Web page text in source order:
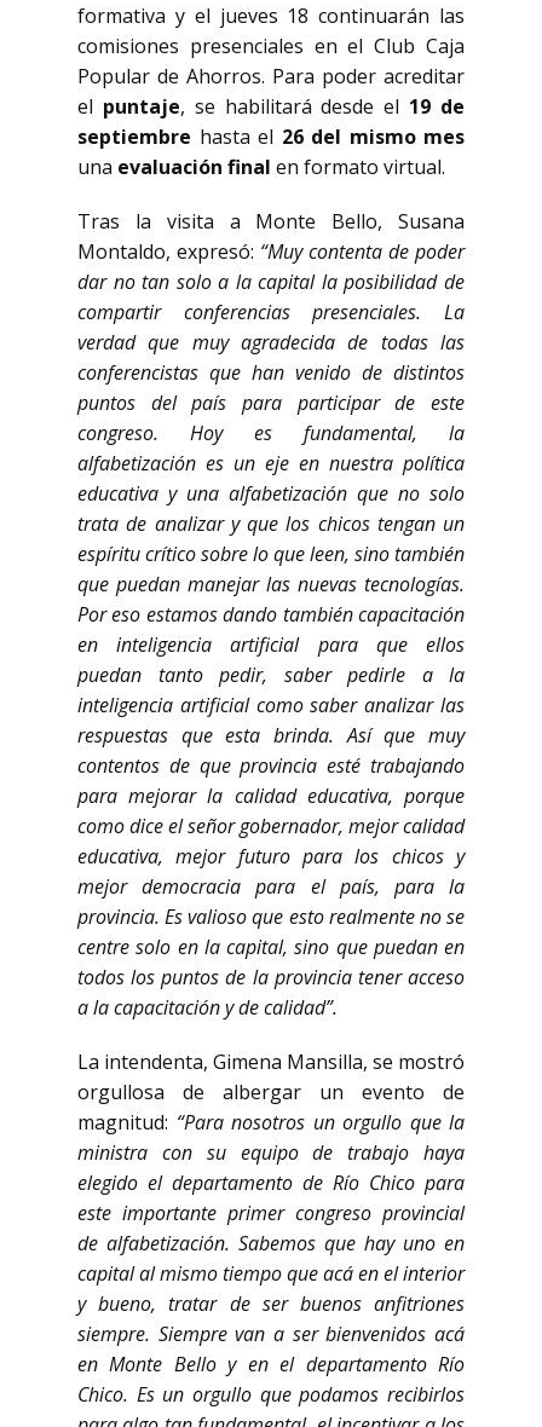
formativa y el jueves 18 continuarán las
comisiones presenciales en el Club Caja
Popular de Ahorros. Para poder acreditar
el puntaje, se habilitará desde el 19 de
septiembre hasta el 26 del mismo mes
una evaluación final en formato virtual.
Tras la visita a Monte Bello, Susana
Montaldo, expresó: “Muy contenta de poder
dar no tan solo a la capital la posibilidad de
compartir conferencias presenciales. La
verdad que muy agradecida de todas las
conferencistas que han venido de distintos
puntos del país para participar de este
congreso. Hoy es fundamental, la
alfabetización es un eje en nuestra política
educativa y una alfabetización que no solo
trata de analizar y que los chicos tengan un
espíritu crítico sobre lo que leen, sino también
que puedan manejar las nuevas tecnologías.
Por eso estamos dando también capacitación
en inteligencia artificial para que ellos
puedan tanto pedir, saber pedirle a la
inteligencia artificial como saber analizar las
respuestas que esta brinda. Así que muy
contentos de que provincia esté trabajando
para mejorar la calidad educativa, porque
como dice el señor gobernador, mejor calidad
educativa, mejor futuro para los chicos y
mejor democracia para el país, para la
provincia. Es valioso que esto realmente no se
centre solo en la capital, sino que puedan en
todos los puntos de la provincia tener acceso
a la capacitación y de calidad”.
La intendenta, Gimena Mansilla, se mostró
orgullosa de albergar un evento de
magnitud: “Para nosotros un orgullo que la
ministra con su equipo de trabajo haya
elegido el departamento de Río Chico para
este importante primer congreso provincial
de alfabetización. Sabemos que hay uno en
capital al mismo tiempo que acá en el interior
y bueno, tratar de ser buenos anfitriones
siempre. Siempre van a ser bienvenidos acá
en Monte Bello y en el departamento Río
Chico. Es un orgullo que podamos recibirlos